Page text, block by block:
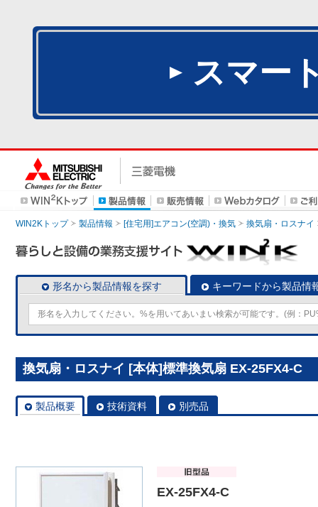
スマー
WIN2Kトップ 製品情報 [住宅用]エアコン(空調)・換気 換気扇・ロスナイ
形名から製品情報を探す キーワードから製品情
換気扇・ロスナイ [本体]標準換気扇 EX-25FX4-C
製品概要 技術資料 別売品
EX-25FX4-C